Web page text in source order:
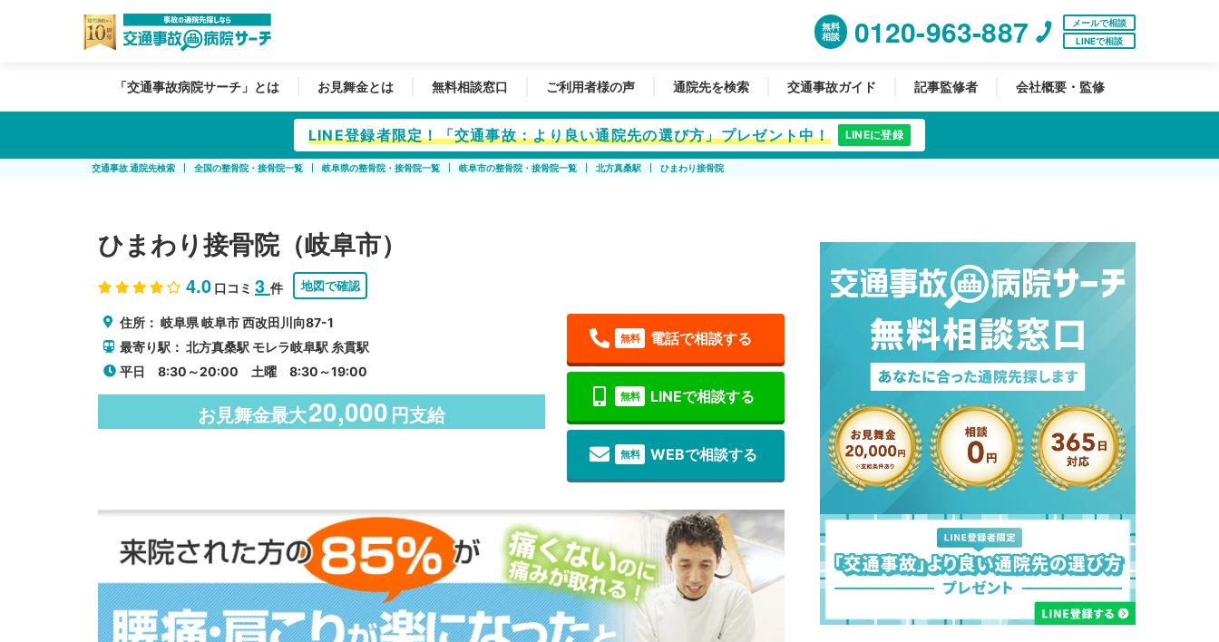
無料
相談
0120-963-887
メールで相談
LINEで相談
「交通事故病院サーチ」とは お見舞金とは 無料相談窓口 ご利用者様の声 通院先を検索 交通事故ガイド 記事監修者 会社概要・監修
LINE登録者限定！「交通事故：より良い通院先の選び方」プレゼント中！ LINEに登録
交通事故 通院先検索 全国の整骨院・接骨院一覧 岐阜県の整骨院・接骨院一覧 岐阜市の整骨院・接骨院一覧 北方真桑駅 ひまわり接骨院
ひまわり接骨院（岐阜市）
4.0 口コミ 3 件 地図で確認
住所： 岐阜県岐阜市西改田川向87-1
最寄り駅： 北方真桑駅 モレラ岐阜駅 糸貫駅
平日 8:30～20:00 土曜 8:30～19:00
お見舞金最大20,000 円支給
無料 電話で相談する
無料 LINEで相談する
無料 WEBで相談する